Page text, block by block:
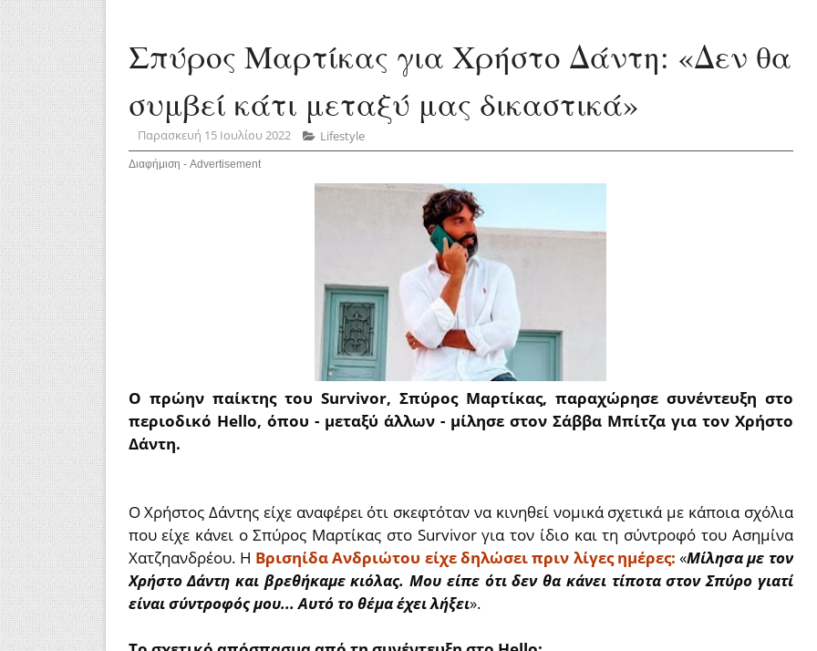
Σπύρος Μαρτίκας για Χρήστο Δάντη: «Δεν θα
συμβεί κάτι μεταξύ μας δικαστικά»
Παρασκευή 15 Ιουλίου 2022 Lifestyle
Διαφήμιση - Advertisement
Ο πρώην παίκτης του Survivor, Σπύρος Μαρτίκας, παραχώρησε συνέντευξη στο
περιοδικό Hello, όπου - μεταξύ άλλων - μίλησε στον Σάββα Μπίτζα για τονΧρήστο
Δάντη.
Ο Χρήστος Δάντης είχε αναφέρει ότι σκεφτόταν να κινηθεί νομικά σχετικά με κάποια σχόλια
που είχε κάνει ο Σπύρος Μαρτίκας στο Survivor για τον ίδιο και τη σύντροφό του Ασημίνα
Χατζηανδρέου. Η Βρισηίδα Ανδριώτου είχε δηλώσει πριν λίγες ημέρες: «Μίλησα με τον
Χρήστο Δάντη και βρεθήκαμε κιόλας. Μου είπε ότι δεν θα κάνει τίποτα στον Σπύρο γιατί
είναι σύντροφός μου... Αυτό το θέμα έχει λήξει».